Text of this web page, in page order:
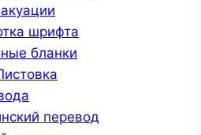
шрифта
бланки
перевод